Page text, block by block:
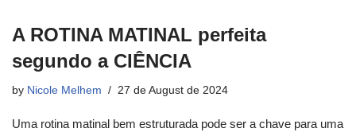
A ROTINA MATINAL perfeita
segundo a CIÊNCIA
by Nicole Melhem 27 de August de 2024
Uma rotina matinal bem estruturada pode ser a chave para uma